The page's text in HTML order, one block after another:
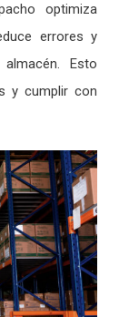
optimiza
errores y
Esto
y cumplir con